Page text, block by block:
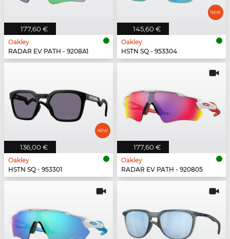
177,60 €
Oakley
RADAR EV PATH - 9208A1
145,60 €
Oakley
HSTN SQ - 953304
136,00 €
Oakley
HSTN SQ - 953301
177,60 €
Oakley
RADAR EV PATH - 920805